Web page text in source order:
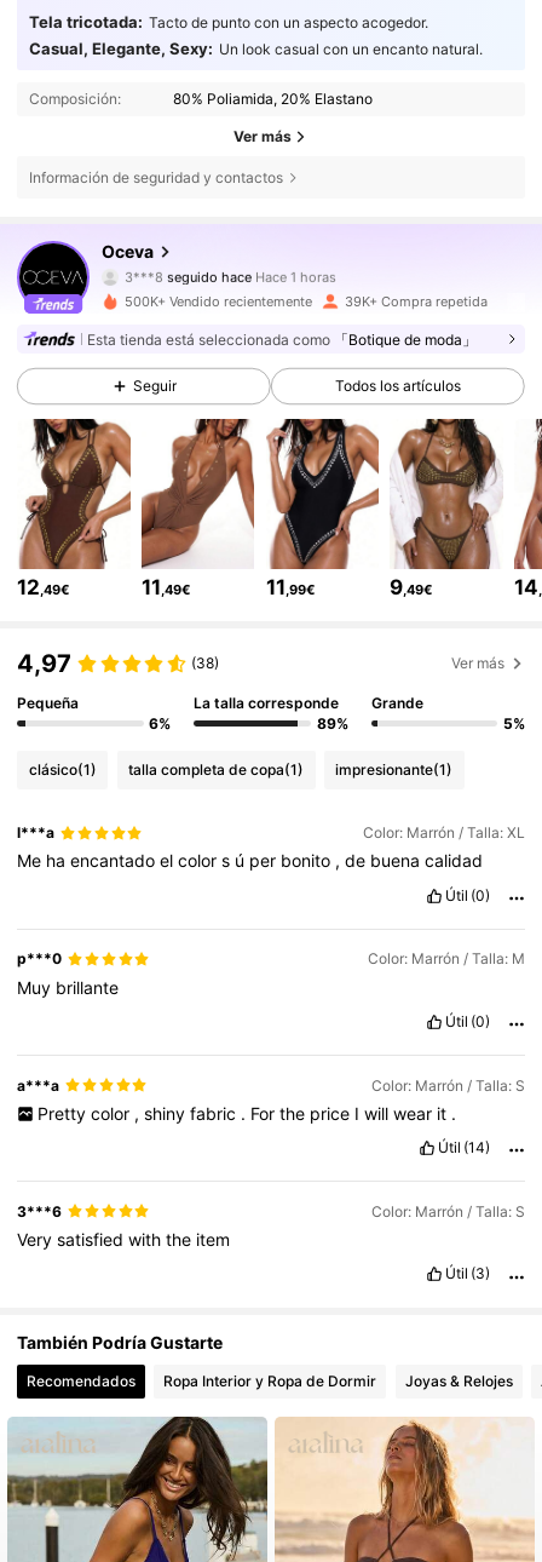
Tela tricotada: Tacto de punto con un aspecto acogedor.
Casual, Elegante, Sexy: Un look casual con un encanto natural.
Composición: 80% Poliamida, 20% Elastano
Ver más
Información de seguridad y contactos
Oceva
3***8seguido hace
a***3está navegando
4,69
38K Seguidores
4,69 38K Seguidores
4,69 38K Seguidores
4,69 38K Seguidores
38K Seguidores
4,69 38K Seguidores
500K+ Vendido recientemente 39K+ Compra repetida
Esta tienda está seleccionada como 「Botique de moda」
Seguir Todos los artículos
12 ,49€ 11 ,49€ 11 ,99€ 9 ,49€ 14
4,97 (38) Ver más
Pequeña
6%
La talla corresponde
89%
Grande
5%
clásico(1) talla completa de copa(1) impresionante(1)
l***a Color: Marrón / Talla: XL
Me haencantadoelcolors ú per bonito ,de buenacalidad
Útil (0)
p***0 Color: Marrón / Talla: M
Muy brillante
Útil (0)
a***a Color: Marrón / Talla: S
Pretty color , shiny fabric . For the price I will wear it .
Útil (14)
3***6 Color: Marrón / Talla: S
Verysatisfiedwiththe item
Útil (3)
También Podría Gustarte
Recomendados Ropa Interior y Ropa de Dormir Joyas & Relojes